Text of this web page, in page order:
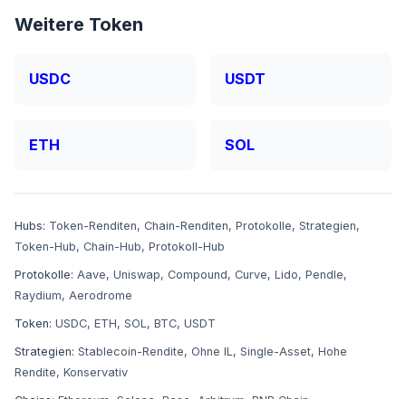
Weitere Token
USDC USDT
ETH SOL
Hubs: Token-Renditen, Chain-Renditen, Protokolle, Strategien,
Token-Hub, Chain-Hub, Protokoll-Hub
Protokolle: Aave, Uniswap, Compound, Curve, Lido, Pendle,
Raydium, Aerodrome
Token: USDC, ETH, SOL, BTC, USDT
Strategien: Stablecoin-Rendite, Ohne IL, Single-Asset, Hohe
Rendite, Konservativ